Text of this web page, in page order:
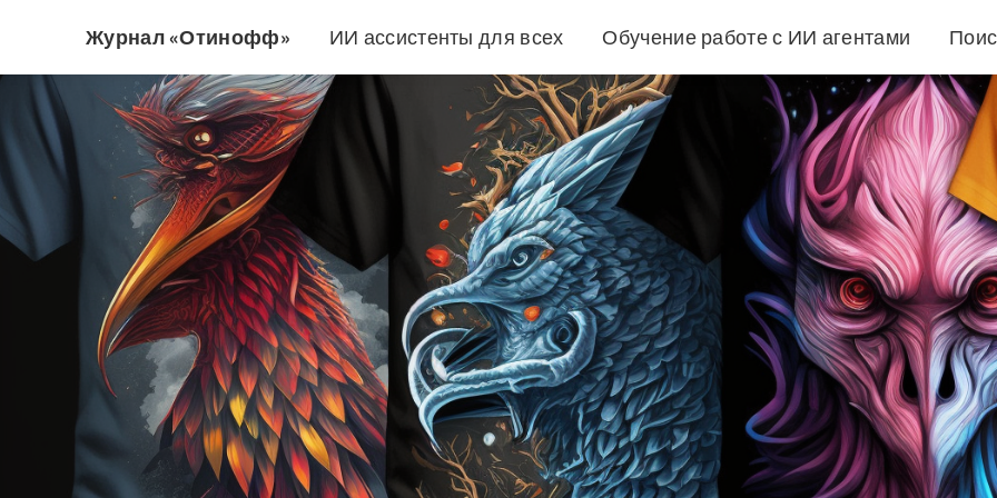
Журнал «Отинофф» ИИ ассистенты для всех Обучение работе с ИИ агентами